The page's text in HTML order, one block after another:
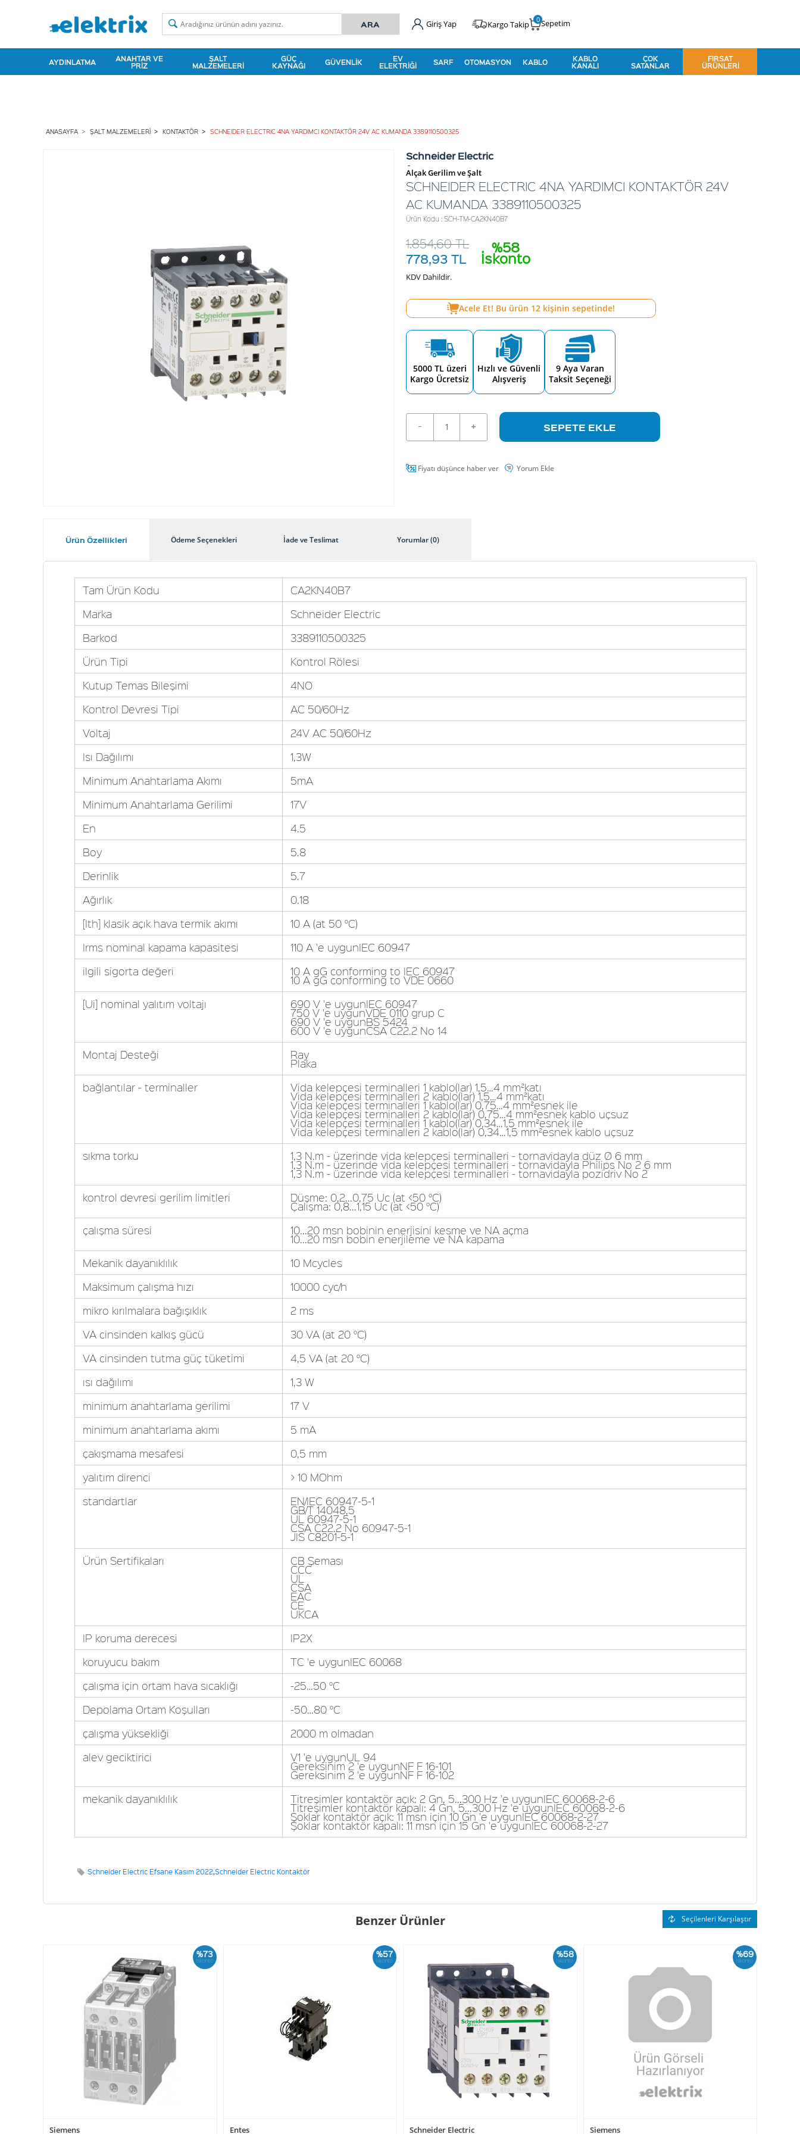
Giriş Yap Kargo Takip Sepetim
0
AYDINLATMA ANAHTAR VE
PRIZ
ŞALT
MALZEMELERI
GÜÇ
KAYNAĞI GÜVENLIK EV
ELEKTRIĞI SARF OTOMASYON KABLO KABLO
KANALI
ÇOK
SATANLAR
FIRSAT
ÜRÜNLERI
ANASAYFA ŞALT MALZEMELERI KONTAKTÖR SCHNEIDER ELECTRIC 4NA YARDIMCI KONTAKTÖR 24V AC KUMANDA 3389110500325
Schneider Electric
-
Alçak Gerilim ve Şalt
SCHNEIDER ELECTRIC 4NA YARDIMCI KONTAKTÖR 24V
AC KUMANDA 3389110500325
Ürün Kodu : SCH-TM-CA2KN40B7
%58
İskonto
1.854,60TL
778,93 TL
KDV Dahildir.
Acele Et! Bu ürün 12kişinin sepetinde!
5000 TL üzeri
Kargo Ücretsiz
Hızlı ve Güvenli
Alışveriş
9 Aya Varan
Taksit Seçeneği
SEPETE EKLE
Fiyatı düşünce haber ver Yorum Ekle
Ürün Özellikleri Ödeme Seçenekleri İade ve Teslimat Yorumlar (0)
Tam Ürün Kodu
CA2KN40B7
Marka
Schneider Electric
Barkod
3389110500325
Ürün Tipi
Kontrol Rölesi
Kutup Temas Bileşimi
4NO
Kontrol Devresi Tipi
AC 50/60Hz
Voltaj
24V AC 50/60Hz
Isı Dağılımı
1,3W
Minimum Anahtarlama Akımı
5mA
Minimum Anahtarlama Gerilimi
17V
En
4.5
Boy
5.8
Derinlik
5.7
Ağırlık
0.18
[Ith] klasik açık hava termik akımı
10 A (at 50 °C)
Irms nominal kapama kapasitesi
110 A 'e uygunIEC 60947
ilgili sigorta değeri
10 A gG conforming to IEC 60947
10 A gG conforming to VDE 0660
[Ui] nominal yalıtım voltajı
690 V 'e uygunIEC 60947
750 V 'e uygunVDE 0110 grup C
690 V 'e uygunBS 5424
600 V 'e uygunCSA C22.2 No 14
Montaj Desteği
Ray
Plaka
bağlantılar - terminaller
Vida kelepçesi terminalleri 1 kablo(lar) 1,5…4 mm²katı
Vida kelepçesi terminalleri 2 kablo(lar) 1,5…4 mm²katı
Vida kelepçesi terminalleri 1 kablo(lar) 0,75…4 mm²esnek ile
Vida kelepçesi terminalleri 2 kablo(lar) 0,75…4 mm²esnek kablo uçsuz
Vida kelepçesi terminalleri 1 kablo(lar) 0,34…1,5 mm²esnek ile
Vida kelepçesi terminalleri 2 kablo(lar) 0,34…1,5 mm²esnek kablo uçsuz
sıkma torku
1,3 N.m - üzerinde vida kelepçesi terminalleri - tornavidayla düz Ø 6 mm
1,3 N.m - üzerinde vida kelepçesi terminalleri - tornavidayla Philips No 2 6 mm
1,3 N.m - üzerinde vida kelepçesi terminalleri - tornavidayla pozidriv No 2
kontrol devresi gerilim limitleri
Düşme: 0,2...0,75 Uc (at <50 °C)
Çalışma: 0,8...1,15 Uc (at <50 °C)
çalışma süresi
10...20 msn bobinin enerjisini kesme ve NA açma
10...20 msn bobin enerjileme ve NA kapama
Mekanik dayanıklılık
10 Mcycles
Maksimum çalışma hızı
10000 cyc/h
mikro kırılmalara bağışıklık
2 ms
VA cinsinden kalkış gücü
30 VA (at 20 °C)
VA cinsinden tutma güç tüketimi
4,5 VA (at 20 °C)
ısı dağılımı
1,3 W
minimum anahtarlama gerilimi
17 V
minimum anahtarlama akımı
5 mA
çakışmama mesafesi
0,5 mm
yalıtım direnci
> 10 MOhm
standartlar
EN/IEC 60947-5-1
GB/T 14048,5
UL 60947-5-1
CSA C22.2 No 60947-5-1
JIS C8201-5-1
Ürün Sertifikaları
CB Şeması
CCC
UL
CSA
EAC
CE
UKCA
IP koruma derecesi
IP2X
koruyucu bakım
TC 'e uygunIEC 60068
çalışma için ortam hava sıcaklığı
-25…50 °C
Depolama Ortam Koşulları
-50…80 °C
çalışma yüksekliği
2000 m olmadan
alev geciktirici
V1 'e uygunUL 94
Gereksinim 2 'e uygunNF F 16-101
Gereksinim 2 'e uygunNF F 16-102
mekanik dayanıklılık
Titreşimler kontaktör açık: 2 Gn, 5...300 Hz 'e uygunIEC 60068-2-6
Titreşimler kontaktör kapalı: 4 Gn, 5...300 Hz 'e uygunIEC 60068-2-6
Şoklar kontaktör açık: 11 msn için 10 Gn 'e uygunIEC 60068-2-27
Şoklar kontaktör kapalı: 11 msn için 15 Gn 'e uygunIEC 60068-2-27
Schneider Electric Efsane Kasım 2022,Schneider Electric Kontaktör
Benzer Ürünler Seçilenleri Karşılaştır
%73
İskonto
Siemens
%57
İskonto
Entes
%58
İskonto
Schneider Electric
%69
İskonto
Siemens